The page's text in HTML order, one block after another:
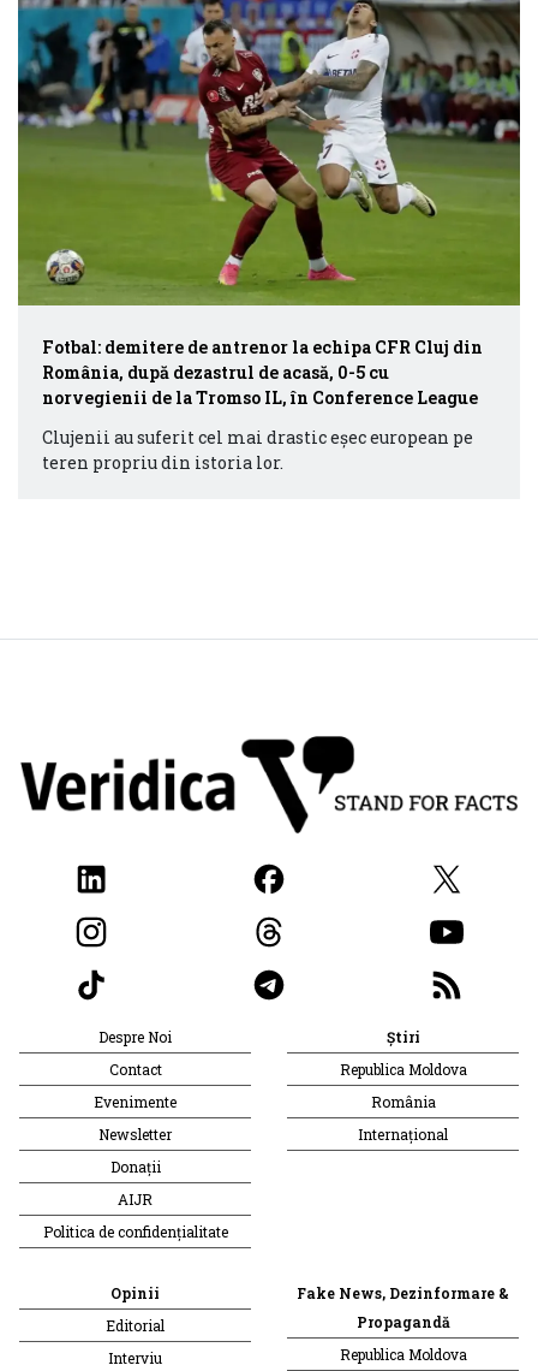
Fotbal: demitere de antrenor la echipa CFR Cluj din
România, după dezastrul de acasă, 0-5 cu
norvegienii de la Tromso IL, în Conference League
Clujenii au suferit cel mai drastic eşec european pe
teren propriu din istoria lor.
Despre Noi
Contact
Evenimente
Newsletter
Donații
AIJR
Politica de confidențialitate
Știri
Republica Moldova
România
Internațional
Opinii
Editorial
Interviu
Fake News, Dezinformare &
Propagandă
Republica Moldova